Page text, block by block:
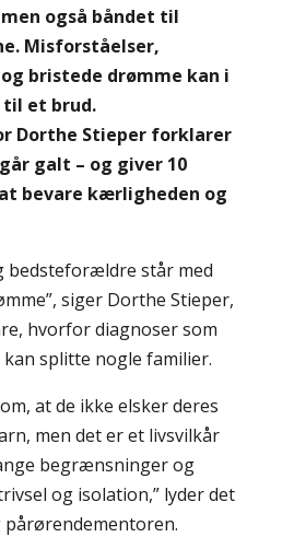
også båndet til
Misforståelser,
bristede drømme kan i
et brud.
Dorthe Stieper forklarer
galt – og giver 10
bevare kærligheden og
bedsteforældre står med
siger Dorthe Stieper,
hvorfor diagnoser som
splitte nogle familier.
at de ikke elsker deres
men det er et livsvilkår
begrænsninger og
og isolation,” lyder det